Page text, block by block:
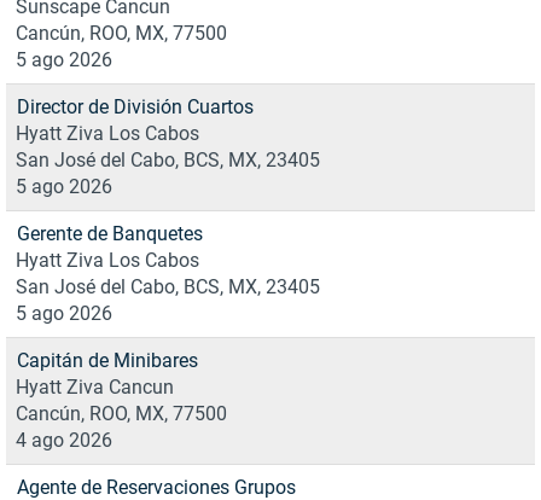
Sunscape Cancun
Cancún, ROO, MX, 77500
5 ago 2026
Director de División Cuartos
Hyatt Ziva Los Cabos
San José del Cabo, BCS, MX, 23405
5 ago 2026
Gerente de Banquetes
Hyatt Ziva Los Cabos
San José del Cabo, BCS, MX, 23405
5 ago 2026
Capitán de Minibares
Hyatt Ziva Cancun
Cancún, ROO, MX, 77500
4 ago 2026
Agente de Reservaciones Grupos